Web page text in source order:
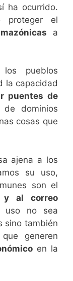
ha ocurrido.
proteger el
a
pueblos
la capacidad
puentes de
dominios
cosas que
ajena a los
su uso,
son el
y al correo
uso no sea
sino también
generen
en la